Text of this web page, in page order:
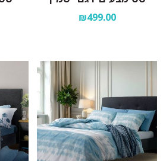
₪499.00